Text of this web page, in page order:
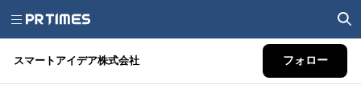
スマートアイデア株式会社 フォロー